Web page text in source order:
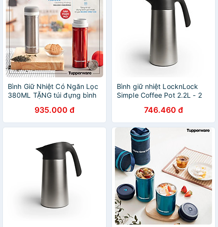
Bình Giữ Nhiệt Có Ngăn Lọc
380ML TẶNG túi đựng bình
935.000 đ
Bình giữ nhiệt LocknLock
Simple Coffee Pot 2.2L - 2
746.460 đ